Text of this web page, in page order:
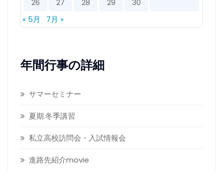
26
27 28 29
30
« 5月
7月 »
年間行事の詳細
サマーセミナー
夏期.冬季講習
私立高校訪問会・入試情報会
進路先紹介movie